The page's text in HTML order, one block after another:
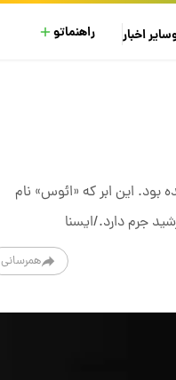
سایراخبار راهنماتو
بود. این ابر که «ائوس» نام
همرسانی